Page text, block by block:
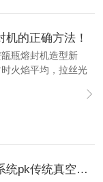
的正确方法！
瓶熔封机造型新
火焰平均，拉丝光
厂为小批量自制安
新型真空封管系统pk传统真空封管系统的优势 ！